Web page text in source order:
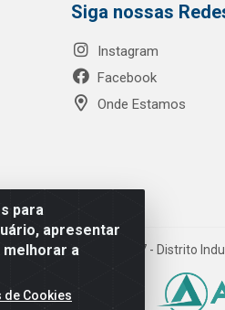
para
apresentar
a
de Cookies
Siga nossas
Instagram
Facebook
Onde Estamos
Ribeiro de Luna, 3777 - Distrito